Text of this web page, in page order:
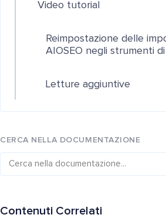
Video tutorial
Reimpostazione delle
AIOSEO negli strumenti
Letture aggiuntive
CERCA NELLA DOCUMENTAZIONE
Contenuti Correlati